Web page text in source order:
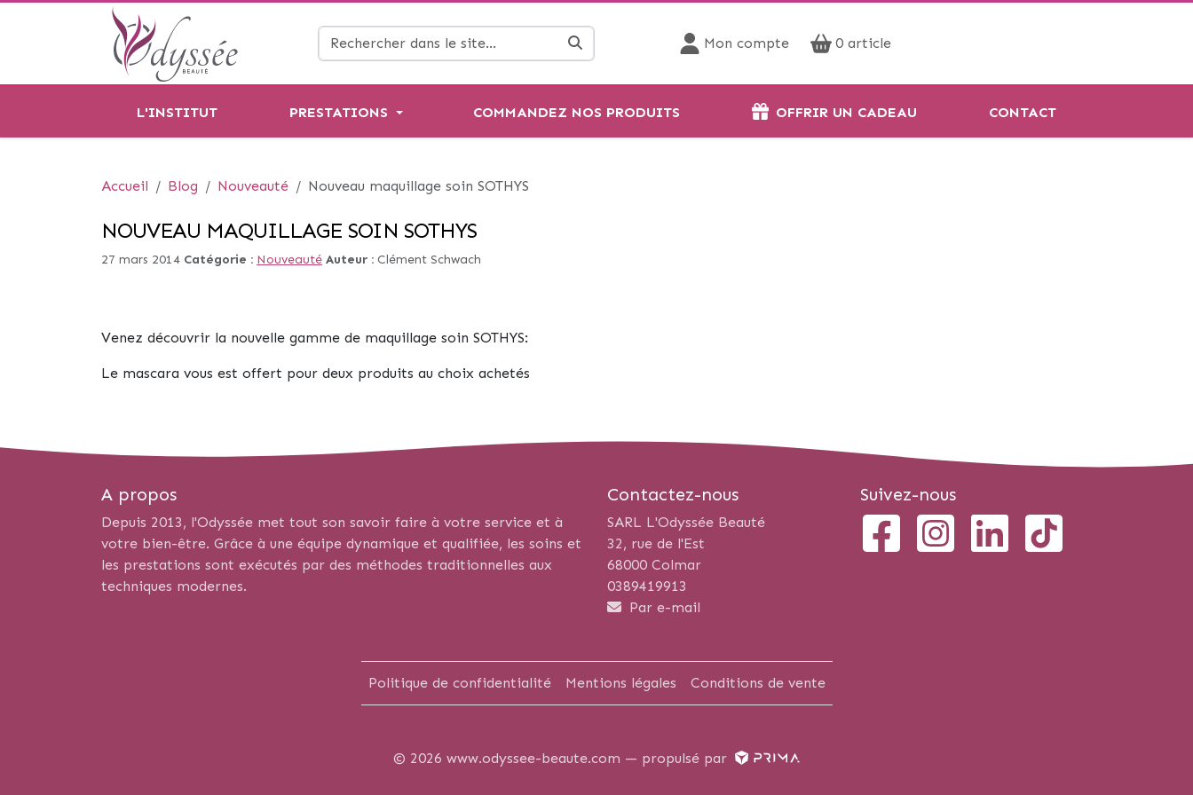
Mon compte 0 article
L'INSTITUT PRESTATIONS COMMANDEZ NOS PRODUITS OFFRIR UN CADEAU CONTACT
Accueil Blog Nouveauté Nouveau maquillage soin SOTHYS
NOUVEAU MAQUILLAGE SOIN SOTHYS
27 mars 2014 Catégorie : Nouveauté Auteur : Clément Schwach
Venez découvrir la nouvelle gamme de maquillage soin SOTHYS:
Le mascara vous est offert pour deux produits au choix achetés
A propos
Depuis 2013, l'Odyssée met tout son savoir faire à votre service et à
votre bien-être. Grâce à une équipe dynamique et qualifiée, les soins et
les prestations sont exécutés par des méthodes traditionnelles aux
techniques modernes.
Contactez-nous
SARL L'Odyssée Beauté
32, rue de l'Est
68000 Colmar
0389419913
Par e-mail
Suivez-nous
Politique de confidentialité Mentions légales Conditions de vente
© 2026 www.odyssee-beaute.com — propulsé par